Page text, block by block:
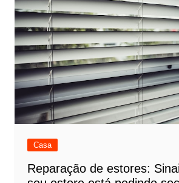
Casa
Reparação de estores: